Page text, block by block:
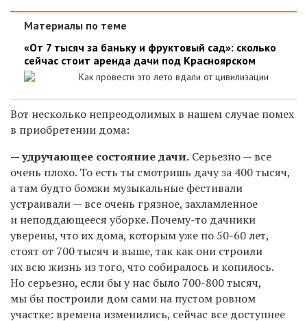
Материалы по теме
«От 7 тысяч за баньку и фруктовый сад»: сколько
сейчас стоит аренда дачи под Красноярском
Как провести это лето вдали от цивилизации
Вот несколько непреодолимых в нашем случае помех
в приобретении дома:
— удручающее состояние дачи. Серьезно — все
очень плохо. То есть ты смотришь дачу за 400 тысяч,
а там будто бомжи музыкальные фестивали
устраивали — все очень грязное, захламленное
и неподдающееся уборке. Почему-то дачники
уверены, что их дома, которым уже по 50-60 лет,
стоят от 700 тысяч и выше, так как они строили
их всю жизнь из того, что собиралось и копилось.
Но серьезно, если бы у нас было 700-800 тысяч,
мы бы построили дом сами на пустом ровном
участке: времена изменились, сейчас все доступнее